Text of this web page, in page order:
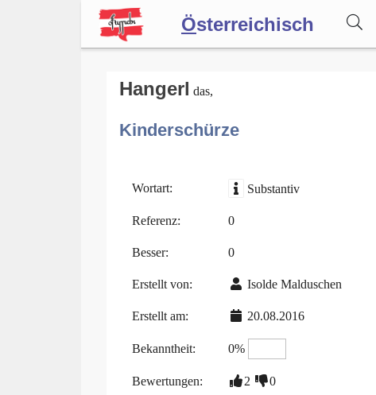
Österreichisch
Forum
Blog
Hangerl das,
Kinderschürze
Wortart: Substantiv
Referenz: 0
Besser: 0
Erstellt von: Isolde Malduschen
Erstellt am: 20.08.2016
Bekanntheit: 0%
Bewertungen: 2 0